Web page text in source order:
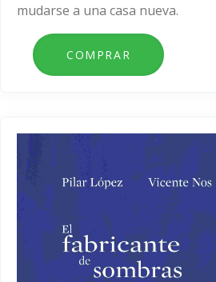
mudarse a una casa nueva.